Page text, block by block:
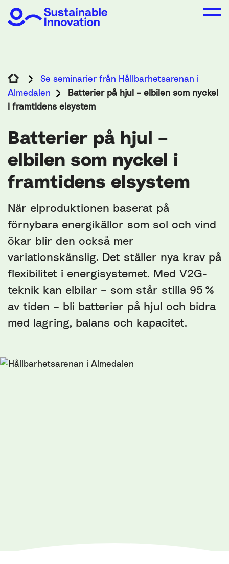
Se seminarier från Hållbarhetsarenan i
Almedalen
Batterier på hjul – elbilen som nyckel
i framtidens elsystem
Batterier på hjul –
elbilen som nyckel i
framtidens elsystem
När elproduktionen baserat på
förnybara energikällor som sol och vind
ökar blir den också mer
variationskänslig. Det ställer nya krav på
flexibilitet i energisystemet. Med V2G-
teknik kan elbilar – som står stilla 95 %
av tiden – bli batterier på hjul och bidra
med lagring, balans och kapacitet.